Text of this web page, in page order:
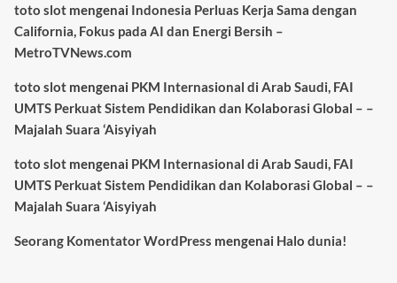
toto slotmengenai Indonesia Perluas Kerja Sama dengan
California, Fokus pada AI dan Energi Bersih –
MetroTVNews.com
toto slotmengenai PKM Internasional di Arab Saudi, FAI
UMTS Perkuat Sistem Pendidikan dan Kolaborasi Global – –
Majalah Suara ‘Aisyiyah
toto slotmengenai PKM Internasional di Arab Saudi, FAI
UMTS Perkuat Sistem Pendidikan dan Kolaborasi Global – –
Majalah Suara ‘Aisyiyah
Seorang Komentator WordPress mengenai Halo dunia!